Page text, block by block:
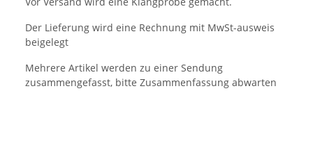
Der Lieferung wird eine Rechnung mit MwSt-ausweis
beigelegt
Mehrere Artikel werden zu einer Sendung
zusammengefasst, bitte Zusammenfassung abwarten